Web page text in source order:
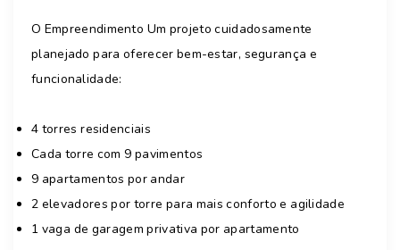
O Empreendimento Um projeto cuidadosamente
planejado para oferecer bem-estar, segurança e
funcionalidade:
4 torres residenciais
Cada torre com 9 pavimentos
9 apartamentos por andar
2 elevadores por torre para mais conforto e agilidade
1 vaga de garagem privativa por apartamento